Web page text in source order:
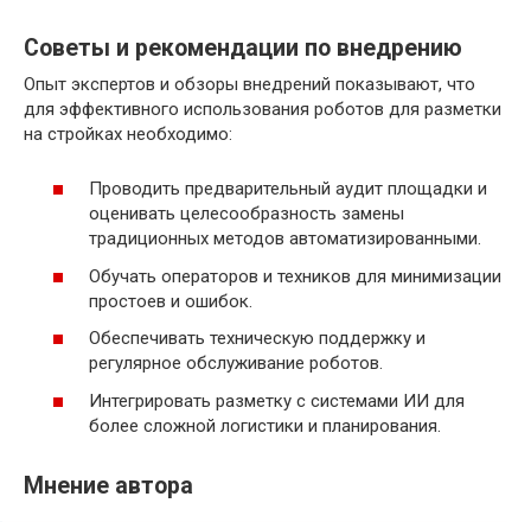
Советы и рекомендации по внедрению
Опыт экспертов и обзоры внедрений показывают, что
для эффективного использования роботов для разметки
на стройках необходимо:
Проводить предварительный аудит площадки и
оценивать целесообразность замены
традиционных методов автоматизированными.
Обучать операторов и техников для минимизации
простоев и ошибок.
Обеспечивать техническую поддержку и
регулярное обслуживание роботов.
Интегрировать разметку с системами ИИ для
более сложной логистики и планирования.
Мнение автора